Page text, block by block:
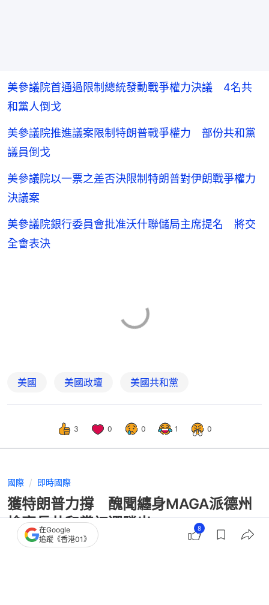
美參議院首通過限制總統發動戰爭權力決議 4名共
和黨人倒戈
美參議院推進議案限制特朗普戰爭權力 部份共和黨
議員倒戈
美參議院以一票之差否決限制特朗普對伊朗戰爭權力
決議案
美參議院銀行委員會批准沃什聯儲局主席提名 將交
全會表決
美國 美國政壇 美國共和黨
3 0 0 1 0
國際 即時國際
獲特朗普力撐 醜聞纏身MAGA派德州
檢察長共和黨初選勝出
在Google
追蹤《香港01》
8